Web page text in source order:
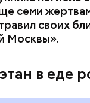
семи
своих
Москвы».
в еде
факту СК
и
делавзял на